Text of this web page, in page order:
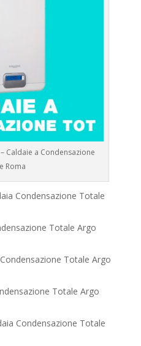
Caldaie a Condensazione
Roma
Condensazione Totale
Totale Argo
Totale Argo
Totale Argo
Condensazione Totale